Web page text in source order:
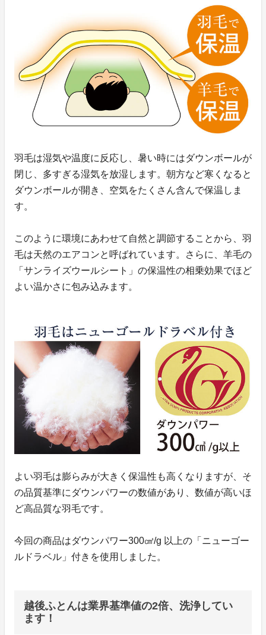
羽毛は湿気や温度に反応し、暑い時にはダウンボールが
閉じ、多すぎる湿気を放湿します。朝方など寒くなると
ダウンボールが開き、空気をたくさん含んで保温しま
す。
このように環境にあわせて自然と調節することから、羽
毛は天然のエアコンと呼ばれています。さらに、羊毛の
「サンライズウールシート」の保温性の相乗効果でほど
よい温かさに包み込みます。
よい羽毛は膨らみが大きく保温性も高くなりますが、そ
の品質基準にダウンパワーの数値があり、数値が高いほ
ど高品質な羽毛です。
今回の商品はダウンパワー300㎤/g 以上の「ニューゴー
ルドラベル」付きを使用しました。
越後ふとんは業界基準値の2倍、洗浄してい
ます！